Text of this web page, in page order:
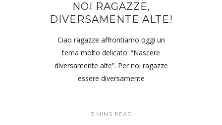
NOI RAGAZZE,
DIVERSAMENTE ALTE!
Ciao ragazze affrontiamo oggi un
tema molto delicato: “Nascere
diversamente alte”. Per noi ragazze
essere diversamente
3 MINS READ